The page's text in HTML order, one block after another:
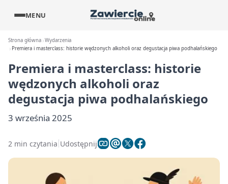
MENU
Strona główna Wydarzenia
Premiera i masterclass: historie wędzonych alkoholi oraz degustacja piwa podhalańskiego
Premiera i masterclass: historie
wędzonych alkoholi oraz
degustacja piwa podhalańskiego
3 września 2025
2 min czytania Udostępnij